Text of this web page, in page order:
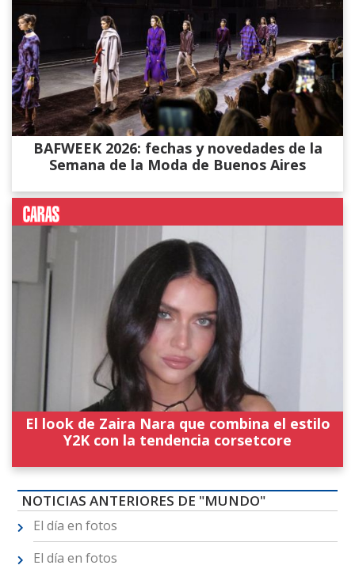
BAFWEEK 2026: fechas y novedades de la
Semana de la Moda de Buenos Aires
El look de Zaira Nara que combina el estilo
Y2K con la tendencia corsetcore
NOTICIAS ANTERIORES DE "MUNDO"
El día en fotos
El día en fotos